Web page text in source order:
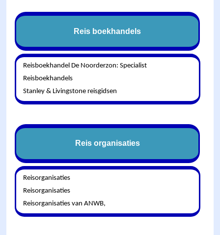
Reis boekhandels
Reisboekhandel De Noorderzon: Specialist
Reisboekhandels
Stanley & Livingstone reisgidsen
Reis organisaties
Reisorganisaties
Reisorganisaties
Reisorganisaties van ANWB,